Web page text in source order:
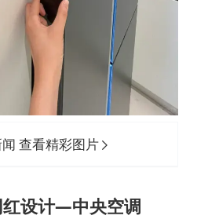
查看精彩图片
红设计—中央空调